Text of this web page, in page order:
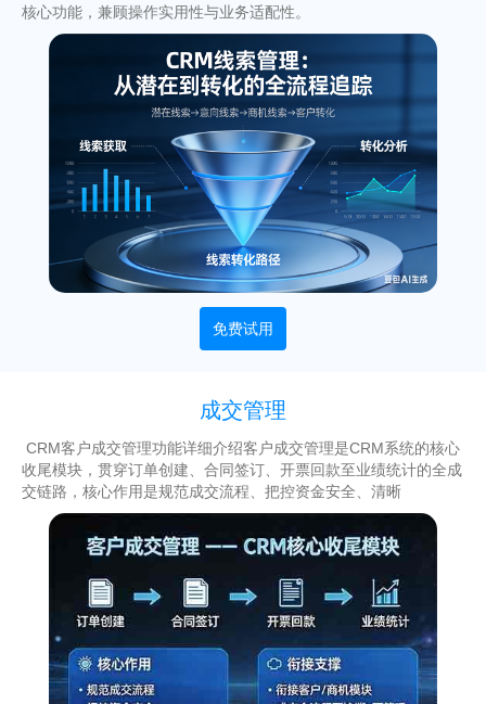
核心功能，兼顾操作实用性与业务适配性。
免费试用
成交管理
CRM客户成交管理功能详细介绍客户成交管理是CRM系统的核心
收尾模块，贯穿订单创建、合同签订、开票回款至业绩统计的全成
交链路，核心作用是规范成交流程、把控资金安全、清晰